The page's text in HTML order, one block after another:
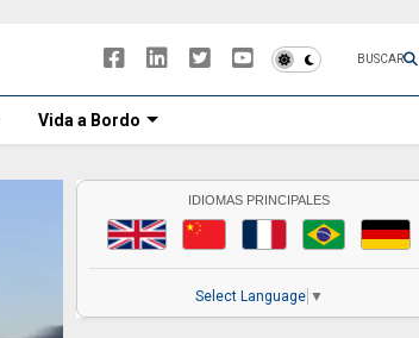
BUSCAR
Vida a Bordo
IDIOMAS PRINCIPALES
Select Language ▼